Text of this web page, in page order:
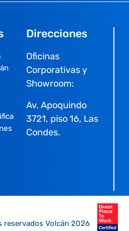
Direcciones
Oficinas
Corporativas y
Showroom:
Av. Apoquindo
3721, piso 16, Las
Condes.
reservados Volcán 2026